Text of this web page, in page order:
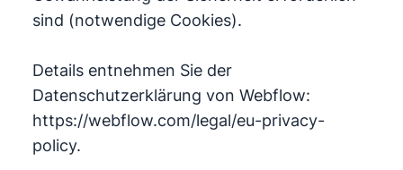
sind (notwendige Cookies).
Details entnehmen Sie der
Datenschutzerklärung von Webflow:
https://webflow.com/legal/eu-privacy-
policy.